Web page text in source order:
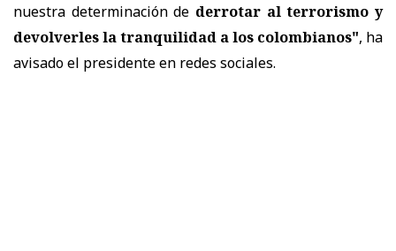
nuestra determinación de derrotar al terrorismo y
devolverles la tranquilidad a los colombianos", ha
avisado el presidente en redes sociales.